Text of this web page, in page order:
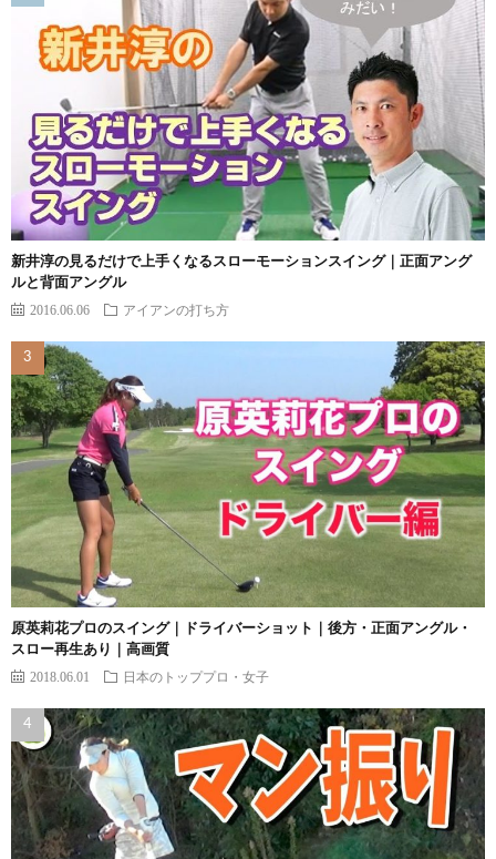
新井淳の見るだけで上手くなるスローモーションスイング｜正面アング
ルと背面アングル
2016.06.06 アイアンの打ち方
原英莉花プロのスイング｜ドライバーショット｜後方・正面アングル・
スロー再生あり｜高画質
2018.06.01 日本のトッププロ・女子